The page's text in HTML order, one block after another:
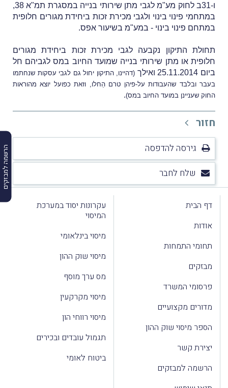
הרשמה למבזקים
ו-31ב לחוק מע"מ לגבי מתן שירותי בנייה במסגרת תמ"א 38,
במתחמי פינוי בינוי ולגבי מכירת זכות ביחידת מגורים חלופית
במתחם פינוי בינוי - במע"מ בשיעור אפס.
תחולת התיקון נקבעה לגבי מכירת זכות ביחידת מגורים
חלופית או מתן שירותי בנייה שמועד החיוב במס לגביהם חל
ביום 25.11.2014 ואילך
(דהיינו, התיקון יחול גם לגבי עסקות שנחתמו
בעבר ובלבד שהעבודות על-פיהן טרם הֵחלו, וזאת כפועל יוצא מהוראות
החוק שעניינן במועד החיוב במס).
חזור
גירסה להדפסה
שלח לחבר
דף הבית
אודות
תחומי התמחות
מבזקים
פרסומי המשרד
מדורים מקצועיים
הספר מיסוי שוק ההון
יצירת קשר
הרשמה למבזקים
עקרונות יסוד במערכת
המיסוי
מיסוי בינלאומי
מיסוי שוק ההון
מס ערך מוסף
מיסוי מקרקעין
מיסוי רווחי הון
תגמול עובדים ובכירים
ביטוח לאומי